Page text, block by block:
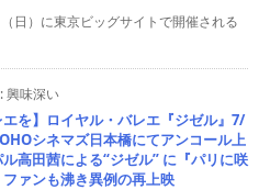
日）に東京ビッグサイトで開催される
:興味深い
エを】ロイヤル・バレエ『ジゼル』7/
シネマズ日本橋にてアンコール上
高田茜による“ジゼル” に『パリに咲
ファンも沸き異例の再上映